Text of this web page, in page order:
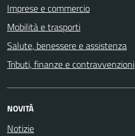
Imprese e commercio
Mobilità e trasporti
Salute, benessere e assistenza
Tributi, finanze e contravvenzioni
NOVITÀ
Notizie